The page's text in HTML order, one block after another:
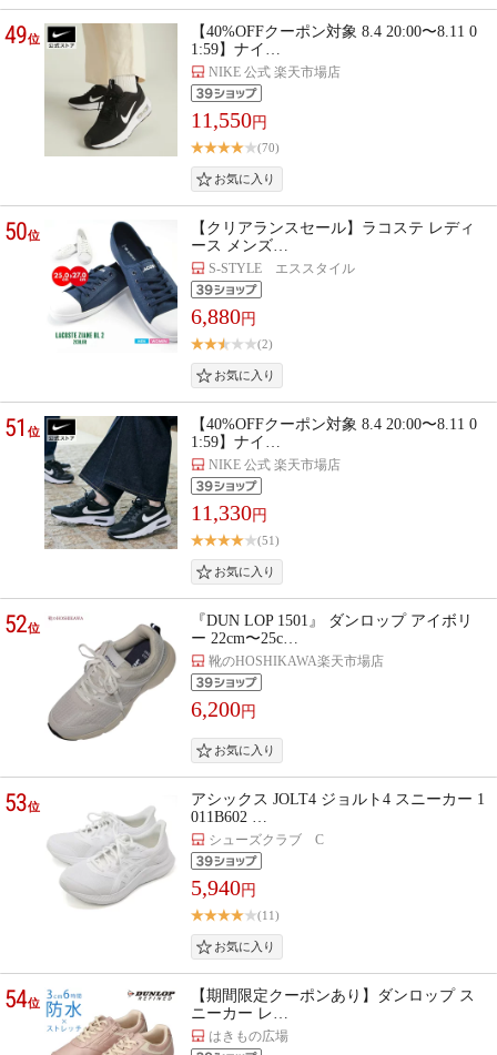
49位
【40%OFFクーポン対象 8.4 20:00〜8.11 0
1:59】ナイ…
NIKE 公式 楽天市場店
11,550円
(70)
50位
【クリアランスセール】ラコステ レディ
ース メンズ…
S-STYLE エススタイル
6,880円
(2)
51位
【40%OFFクーポン対象 8.4 20:00〜8.11 0
1:59】ナイ…
NIKE 公式 楽天市場店
11,330円
(51)
52位
『DUN LOP 1501』 ダンロップ アイボリ
ー 22cm〜25c…
靴のHOSHIKAWA楽天市場店
6,200円
53位
アシックス JOLT4 ジョルト4 スニーカー 1
011B602 …
シューズクラブ C
5,940円
(11)
54位
【期間限定クーポンあり】ダンロップ ス
ニーカー レ…
はきもの広場